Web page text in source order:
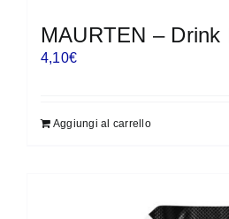
MAURTEN – Drink
4,10€
Aggiungi al carrello